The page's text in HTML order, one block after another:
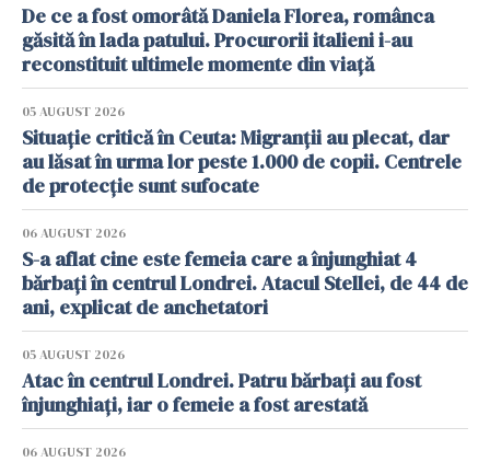
De ce a fost omorâtă Daniela Florea, românca
găsită în lada patului. Procurorii italieni i-au
reconstituit ultimele momente din viață
05 AUGUST 2026
Situație critică în Ceuta: Migranții au plecat, dar
au lăsat în urma lor peste 1.000 de copii. Centrele
de protecție sunt sufocate
06 AUGUST 2026
S-a aflat cine este femeia care a înjunghiat 4
bărbați în centrul Londrei. Atacul Stellei, de 44 de
ani, explicat de anchetatori
05 AUGUST 2026
Atac în centrul Londrei. Patru bărbați au fost
înjunghiați, iar o femeie a fost arestată
06 AUGUST 2026